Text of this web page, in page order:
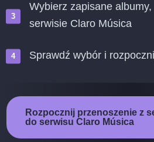
Wybierz zapisane
serwisie Claro Música
Sprawdź wybór i
Rozpocznij przenoszenie z
do serwisu Claro Música